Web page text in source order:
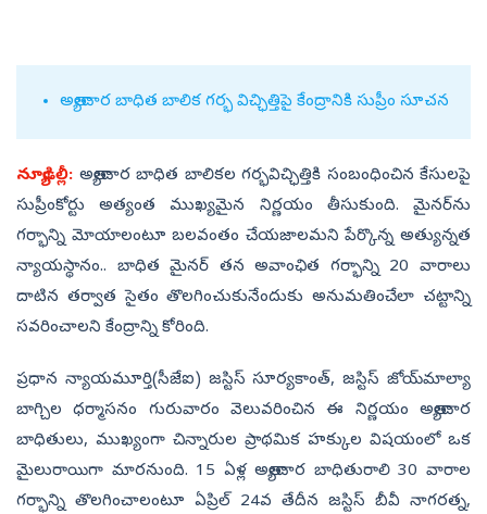
అత్యాచార బాధిత బాలిక గర్భ విచ్ఛిత్తిపై కేంద్రానికి సుప్రీం సూచన
న్యూఢిల్లీ: అత్యాచార బాధిత బాలికల గర్భవిచ్ఛిత్తికి సంబంధించిన కేసులపై
సుప్రీంకోర్టు అత్యంత ముఖ్యమైన నిర్ణయం తీసుకుంది. మైనర్‌ను
గర్భాన్ని మోయాలంటూ బలవంతం చేయజాలమని పేర్కొన్న అత్యున్నత
న్యాయస్థానం.. బాధిత మైనర్‌ తన అవాంఛిత గర్భాన్ని 20 వారాలు
దాటిన తర్వాత సైతం తొలగించుకునేందుకు అనుమతించేలా చట్టాన్ని
సవరించాలని కేంద్రాన్ని కోరింది.
ప్రధాన న్యాయమూర్తి(సీజేఐ) జస్టిస్‌ సూర్యకాంత్, జస్టిస్‌ జోయ్‌మాల్యా
బాగ్చిల ధర్మాసనం గురువారం వెలువరించిన ఈ నిర్ణయం అత్యాచార
బాధితులు, ముఖ్యంగా చిన్నారుల ప్రాథమిక హక్కుల విషయంలో ఒక
మైలురాయిగా మారనుంది. 15 ఏళ్ల అత్యాచార బాధితురాలి 30 వారాల
గర్భాన్ని తొలగించాలంటూ ఏప్రిల్‌ 24వ తేదీన జస్టిస్‌ బీవీ నాగరత్న,